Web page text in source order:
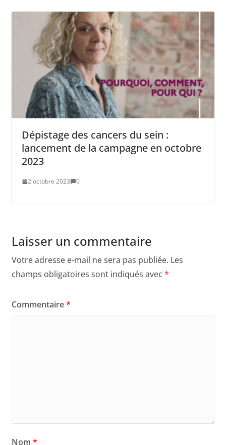
Dépistage des cancers du sein :
lancement de la campagne en octobre
2023
2 octobre 2023 0
Laisser un commentaire
Votre adresse e-mail ne sera pas publiée. Les
champs obligatoires sont indiqués avec *
Commentaire*
Nom *